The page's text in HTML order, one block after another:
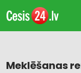
Meklēšanas